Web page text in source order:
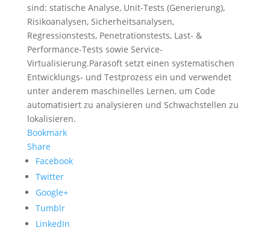
sind: statische Analyse, Unit-Tests (Generierung),
Risikoanalysen, Sicherheitsanalysen,
Regressionstests, Penetrationstests, Last- &
Performance-Tests sowie Service-
Virtualisierung.Parasoft setzt einen systematischen
Entwicklungs- und Testprozess ein und verwendet
unter anderem maschinelles Lernen, um Code
automatisiert zu analysieren und Schwachstellen zu
lokalisieren.
Bookmark
Share
Facebook
Twitter
Google+
Tumblr
LinkedIn